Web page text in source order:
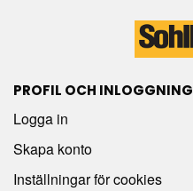
PROFIL OCH INLOGGNING
Logga in
Skapa konto
Inställningar för cookies